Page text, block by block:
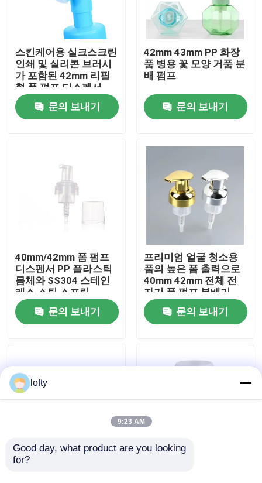
우리에 대하여
공장 여행
연락주세요
뉴스
스킨케어용 실크스크린
인쇄 및 실리콘 브러시
가 포함된 42mm 리필
형 폼 펌프 디스펜서
문의 보내기
42mm 43mm PP 화장
품 병용 꽃 모양 거품 분
배 펌프
문의 보내기
40mm/42mm 폼 펌프
디스펜서 PP 플라스틱
몸체와 SS304 스테인
레스 스틸 스프링
문의 보내기
프리미엄 얼굴 청소용
품의 높은 폼 출력으로
40mm 42mm 전체 전
자기 폼 펌프 분배기
문의 보내기
28/410 얼굴 및 신체 관
lofty
9:23 AM
Good day, what product are you looking
for?